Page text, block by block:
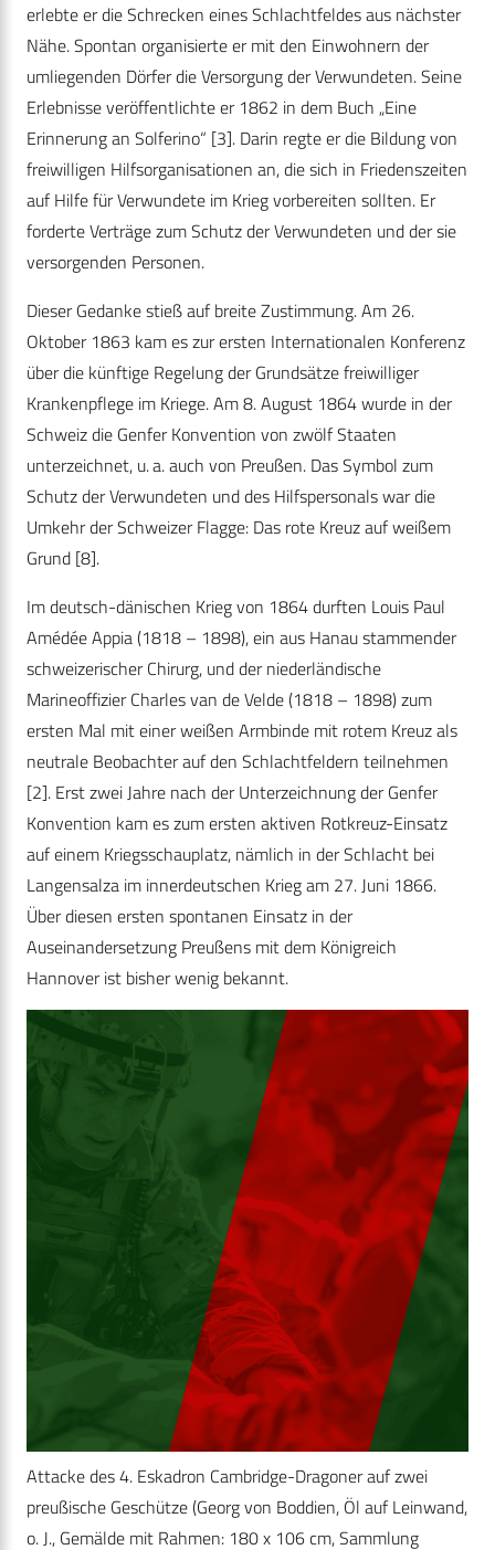
erlebte er die Schrecken eines Schlachtfeldes aus nächster
Nähe. Spontan organisierte er mit den Einwohnern der
umliegenden Dörfer die Versorgung der Verwundeten. Seine
Erlebnisse veröffentlichte er 1862 in dem Buch „Eine
Erinnerung an Solferino“ [3]. Darin regte er die Bildung von
freiwilligen Hilfsorganisationen an, die sich in Friedenszeiten
auf Hilfe für Verwundete im Krieg vorbereiten sollten. Er
forderte Verträge zum Schutz der Verwundeten und der sie
versorgenden Personen.
Dieser Gedanke stieß auf breite Zustimmung. Am 26.
Oktober 1863 kam es zur ersten Internationalen Konferenz
über die künftige Regelung der Grundsätze freiwilliger
Krankenpflege im Kriege. Am 8. August 1864 wurde in der
Schweiz die Genfer Konvention von zwölf Staaten
unterzeichnet, u. a. auch von Preußen. Das Symbol zum
Schutz der Verwundeten und des Hilfspersonals war die
Umkehr der Schweizer Flagge: Das rote Kreuz auf weißem
Grund [8].
Im deutsch-dänischen Krieg von 1864 durften Louis Paul
Amédée Appia (1818 – 1898), ein aus Hanau stammender
schweizerischer Chirurg, und der niederländische
Marineoffizier Charles van de Velde (1818 – 1898) zum
ersten Mal mit einer weißen Armbinde mit rotem Kreuz als
neutrale Beobachter auf den Schlachtfeldern teilnehmen
[2]. Erst zwei Jahre nach der Unterzeichnung der Genfer
Konvention kam es zum ersten aktiven Rotkreuz-Einsatz
auf einem Kriegsschauplatz, nämlich in der Schlacht bei
Langensalza im innerdeutschen Krieg am 27. Juni 1866.
Über diesen ersten spontanen Einsatz in der
Auseinandersetzung Preußens mit dem Königreich
Hannover ist bisher wenig bekannt.
Attacke des 4. Eskadron Cambridge-Dragoner auf zwei
preußische Geschütze (Georg von Boddien, Öl auf Leinwand,
o. J., Gemälde mit Rahmen: 180 x 106 cm, Sammlung